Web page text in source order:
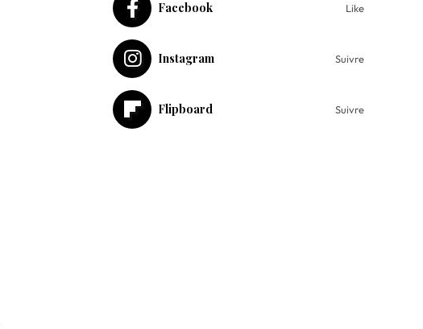
Facebook Like
Instagram Suivre
Flipboard Suivre